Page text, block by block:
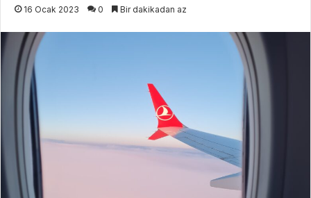
16 Ocak 2023 0 Bir dakikadan az